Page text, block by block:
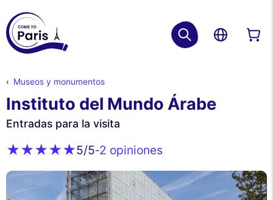
Museos y monumentos
Instituto del Mundo Árabe
Entradas para la visita
5/5-2 opiniones